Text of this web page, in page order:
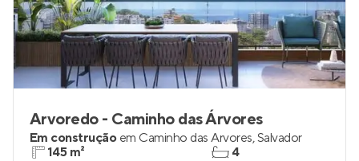
Arvoredo - Caminho das Árvores
Em construção em Caminho das Árvores,Salvador
145 m²
4